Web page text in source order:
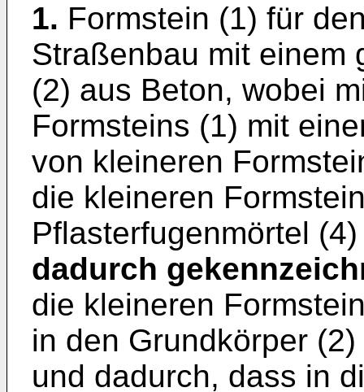
1. Formstein (1) für
Straßenbau mit einem
(2) aus Beton, wobei
Formsteins (1) mit
von kleineren
die kleineren
Pflasterfugenmörtel
dadurch
die kleineren
in den Grundkörper
und dadurch, dass in